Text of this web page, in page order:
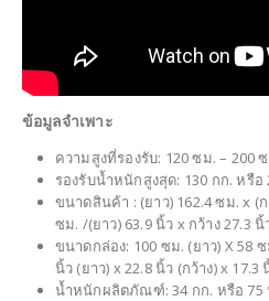
ข้อมูลจำเพาะ
ความสูงที่รองรับ: 120 ซม. – 200 ซ
รองรับน้ำหนักสูงสุด: 130 กก. หรือ
ขนาดสินค้า : (ยาว) 162.4 ซม. x (
ซม. /(ยาว) 63.9 นิ้ว x กว้าง 27.3 นิ้
ขนาดกล่อง: 100 ซม. (ยาว) X 58
นิ้ว (ยาว) x 22.8 นิ้ว (กว้าง) x 17.3
น้ำหนักผลิตภัณฑ์: 34 กก. หรือ 75